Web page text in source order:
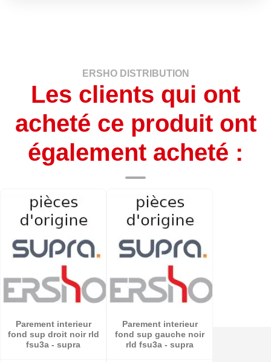
ERSHO DISTRIBUTION
Les clients qui ont
acheté ce produit ont
également acheté :
Parement interieur
fond sup droit noir rld
fsu3a - supra
Parement interieur
fond sup gauche noir
rld fsu3a - supra